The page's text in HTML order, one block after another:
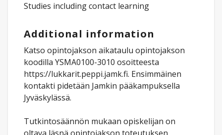
Studies including contact learning
Additional information
Katso opintojakson aikataulu opintojakson
koodilla YSMA0100-3010 osoitteesta
https://lukkarit.peppi.jamk.fi. Ensimmäinen
kontakti pidetään Jamkin pääkampuksella
Jyväskylässä.
Tutkintosäännön mukaan opiskelijan on